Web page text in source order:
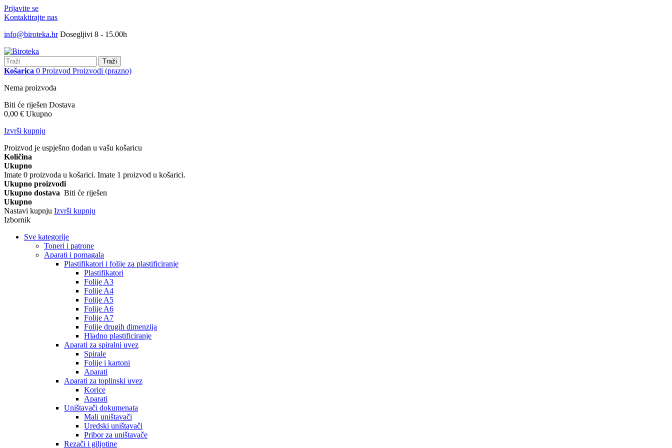
Prijavite se
Kontaktirajte nas
info@biroteka.hr Dosegljivi 8 - 15.00h
Traži
Košarica 0 Proizvod Proizvodi (prazno)
Nema proizvoda
Biti će riješen Dostava
0,00 € Ukupno
Izvrši kupnju
Proizvod je uspješno dodan u vašu košaricu
Količina
Ukupno
Imate 0 proizvoda u košarici. Imate 1 proizvod u košarici.
Ukupno proizvodi
Ukupno dostava Biti će riješen
Ukupno
Nastavi kupnju Izvrši kupnju
Izbornik
Sve kategorije
Toneri i patrone
Aparati i pomagala
Plastifikatori i folije za plastificiranje
Plastifikatori
Folije A3
Folije A4
Folije A5
Folije A6
Folije A7
Folije drugih dimenzija
Hladno plastificiranje
Aparati za spiralni uvez
Spirale
Folije i kartoni
Aparati
Aparati za toplinski uvez
Korice
Aparati
Uništavači dokumenata
Mali uništavači
Uredski uništavači
Pribor za uništavače
Rezači i giljotine